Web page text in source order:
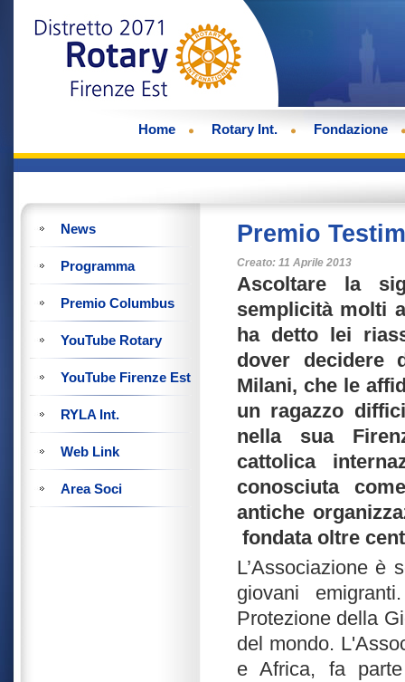
Home Rotary Int. Fondazione
News
Programma
Premio Columbus
YouTube Rotary
YouTube Firenze Est
RYLA Int.
Web Link
Area Soci
Premio
Creato: 11 Aprile 2013
Ascoltare la
semplicità molti
ha detto lei
dover decidere
Milani, che le
un ragazzo
nella sua
cattolica
conosciuta
antiche
fondata oltre
L’Associazione è
giovani
Protezione della
del mondo.
e Africa, fa